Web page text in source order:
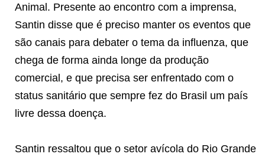
Animal. Presente ao encontro com a imprensa,
Santin disse que é preciso manter os eventos que
são canais para debater o tema da influenza, que
chega de forma ainda longe da produção
comercial, e que precisa ser enfrentado com o
status sanitário que sempre fez do Brasil um país
livre dessa doença.
Santin ressaltou que o setor avícola do Rio Grande